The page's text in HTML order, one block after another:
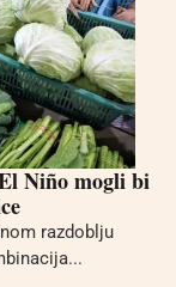
Niño mogli bi
razdoblju